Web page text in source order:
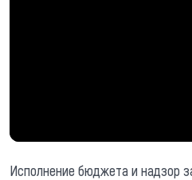
Исполнение бюджета и надзор